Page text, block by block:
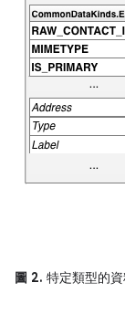
圖 2. 特定類型的資